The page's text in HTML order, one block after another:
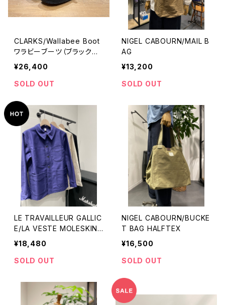
CLARKS/Wallabee Boot
ワラビーブーツ（ブラックス
エード）
¥26,400
SOLD OUT
NIGEL CABOURN/MAIL B
AG
¥13,200
SOLD OUT
LE TRAVAILLEUR GALLIC
E/LA VESTE MOLESKIN
JACKET
¥18,480
SOLD OUT
NIGEL CABOURN/BUCKE
T BAG HALFTEX
¥16,500
SOLD OUT